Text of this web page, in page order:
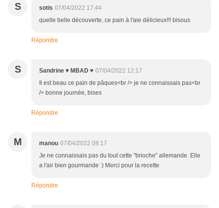
S sotis 07/04/2022 17:44
quelle belle découverte, ce pain à l'aie délicieux!!! bisous
Répondre
S Sandrine ♥ MBAD ♥ 07/04/2022 12:17
Il est beau ce pain de pâques<br /> je ne connaissais pas<br
/> bonne journée, bises
Répondre
M manou 07/04/2022 08:17
Je ne connaissais pas du tout cette "brioche" allemande. Elle
a l'air bien gourmande :) Merci pour la recette
Répondre